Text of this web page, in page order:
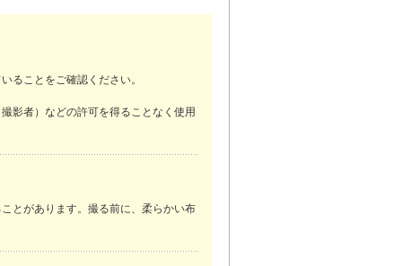
ることをご確認ください。
影者）などの許可を得ることなく使用
とがあります。撮る前に、柔らかい布